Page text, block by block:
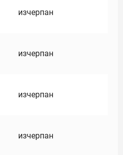
изчерпан
изчерпан
изчерпан
изчерпан